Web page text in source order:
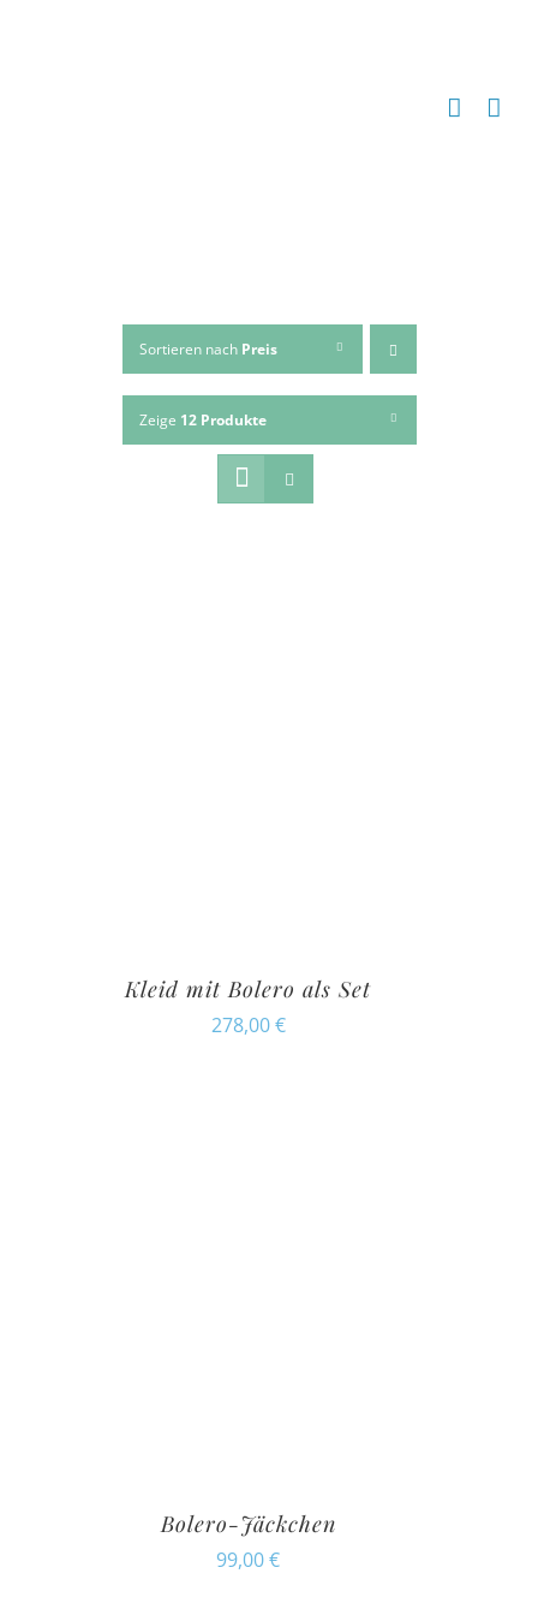
Sortieren nach Preis
Zeige 12 Produkte
Kleid mit Bolero als Set
278,00€
Bolero-Jäckchen
99,00€